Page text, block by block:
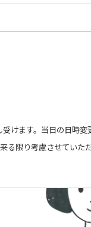
けます。当日の日時
限り考慮させていた